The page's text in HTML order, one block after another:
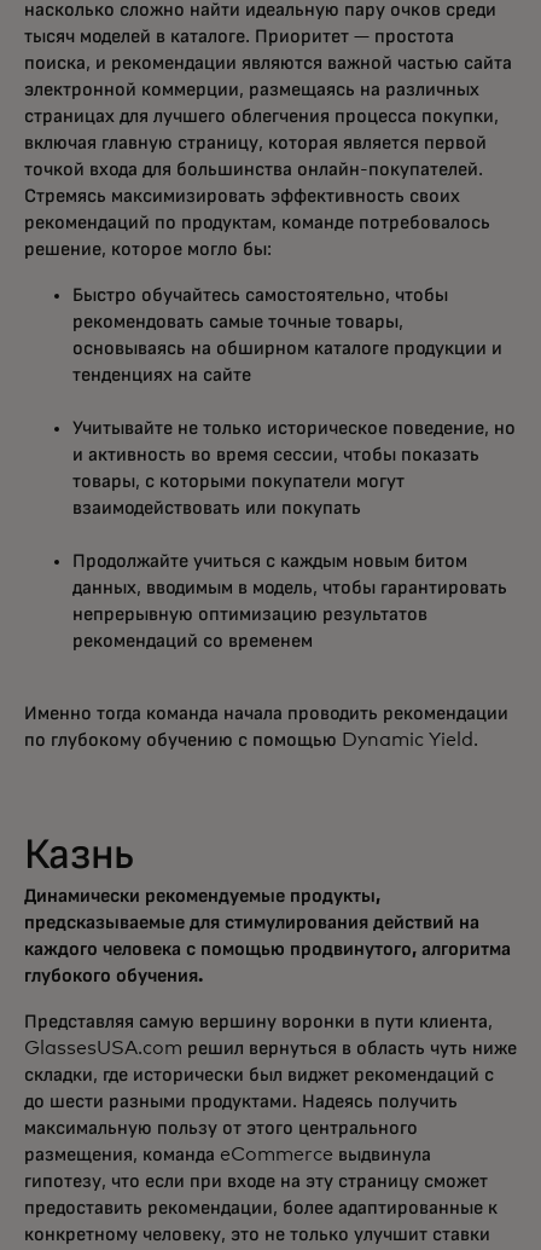
насколько сложно найти идеальную пару очков среди
тысяч моделей в каталоге. Приоритет — простота
поиска, и рекомендации являются важной частью сайта
электронной коммерции, размещаясь на различных
страницах для лучшего облегчения процесса покупки,
включая главную страницу, которая является первой
точкой входа для большинства онлайн-покупателей.
Стремясь максимизировать эффективность своих
рекомендаций по продуктам, команде потребовалось
решение, которое могло бы:
Быстро обучайтесь самостоятельно, чтобы
рекомендовать самые точные товары,
основываясь на обширном каталоге продукции и
тенденциях на сайте
Учитывайте не только историческое поведение, но
и активность во время сессии, чтобы показать
товары, с которыми покупатели могут
взаимодействовать или покупать
Продолжайте учиться с каждым новым битом
данных, вводимым в модель, чтобы гарантировать
непрерывную оптимизацию результатов
рекомендаций со временем
Именно тогда команда начала проводить рекомендации
по глубокому обучению с помощью Dynamic Yield.
Казнь
Динамически рекомендуемые продукты,
предсказываемые для стимулирования действий на
каждого человека с помощью продвинутого, алгоритма
глубокого обучения.
Представляя самую вершину воронки в пути клиента,
GlassesUSA.com решил вернуться в область чуть ниже
складки, где исторически был виджет рекомендаций с
до шести разными продуктами. Надеясь получить
максимальную пользу от этого центрального
размещения, команда eCommerce выдвинула
гипотезу, что если при входе на эту страницу сможет
предоставить рекомендации, более адаптированные к
конкретному человеку, это не только улучшит ставки